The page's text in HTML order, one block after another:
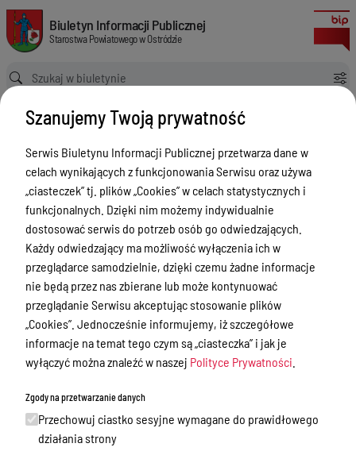
Zapytanie ofertowe: Wykonanie ogrodzenia boiska wielofunkcyjnego
Biuletyn Informacji Publicznej Starostwa Powiatowego w Ostródzie
Biuletyn Informacji Publicznej
Starostwa Powiatowego w Ostródzie
Ścieżka powrotu
Strona główna
Zapytania Ofertowe
Zapytanie ofertowe: Wykonanie ogrodzenia boiska wielofunkcyjnego przy Zespole Szkół Zawodowych im. S. Petofi w Ostródzie
Zapytania Ofertowe
Menu Przedmiotowe
Starostwo Powiatowe
Poradnik Interesanta
Informacje o naborze
Zamówienia Publiczne
Tablica ogłoszeń
Dyżury Aptek w Powiecie Ostródzkim
Akty Prawne
Rejestry, ewidencje i archiwa
Szanujemy Twoją prywatność
Serwis Biuletynu Informacji Publicznej przetwarza dane w
celach wynikających z funkcjonowania Serwisu oraz używa
„ciasteczek” tj. plików „Cookies” w celach statystycznych i
funkcjonalnych. Dzięki nim możemy indywidualnie
dostosować serwis do potrzeb osób go odwiedzających.
Każdy odwiedzający ma możliwość wyłączenia ich w
przeglądarce samodzielnie, dzięki czemu żadne informacje
nie będą przez nas zbierane lub może kontynuować
przeglądanie Serwisu akceptując stosowanie plików
„Cookies”. Jednocześnie informujemy, iż szczegółowe
informacje na temat tego czym są „ciasteczka” i jak je
wyłączyć można znaleźć w naszej Polityce Prywatności
Zgody na przetwarzanie danych
Przechowuj ciastko sesyjne wymagane do prawidłowego
działania strony